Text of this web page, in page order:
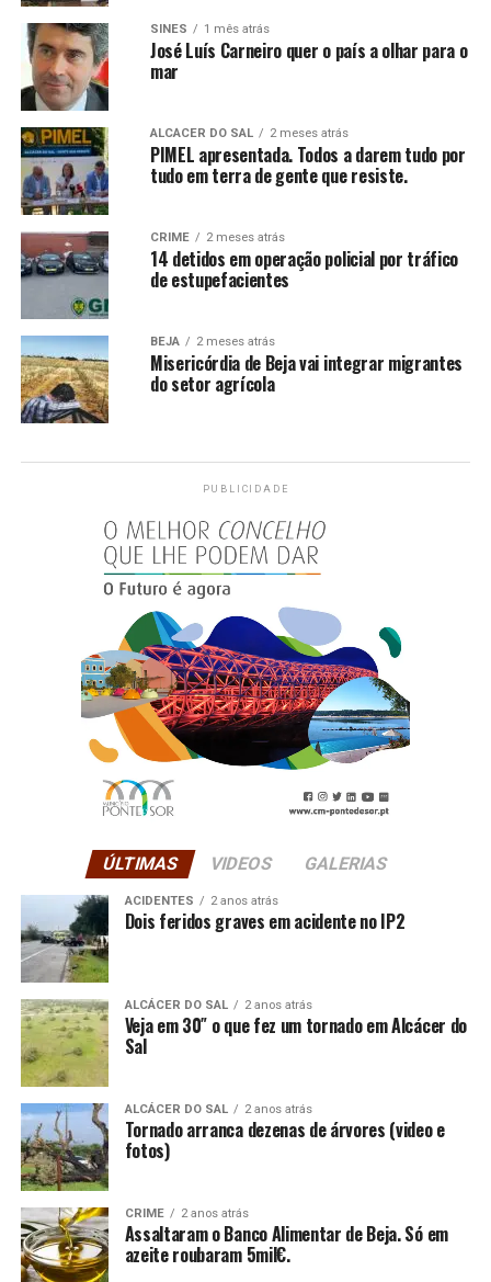
SINES 1 mês atrás
José Luís Carneiro quer o país a olhar para o
mar
ALCÁCER DO SAL 2 meses atrás
PIMEL apresentada. Todos a darem tudo por
tudo em terra de gente que resiste.
CRIME 2 meses atrás
14 detidos em operação policial por tráfico
de estupefacientes
BEJA 2 meses atrás
Misericórdia de Beja vai integrar migrantes
do setor agrícola
PUBLICIDADE
ÚLTIMAS VIDEOS GALERIAS
ACIDENTES 2 anos atrás
Dois feridos graves em acidente no IP2
ALCÁCER DO SAL 2 anos atrás
Veja em 30″ o que fez um tornado em Alcácer do
Sal
ALCÁCER DO SAL 2 anos atrás
Tornado arranca dezenas de árvores (video e
fotos)
CRIME 2 anos atrás
Assaltaram o Banco Alimentar de Beja. Só em
azeite roubaram 5mil€.